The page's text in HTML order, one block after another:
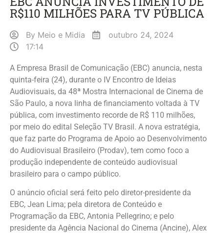
R$110 MILHÕES PARA TV PÚBLICA
By Meio e Midia
outubro 24, 2024
17:14
A Empresa Brasil de Comunicação (EBC) anuncia, nesta
quinta-feira (24), durante o IV Encontro de Ideias
Audiovisuais, da 48ª Mostra Internacional de Cinema de
São Paulo, a nova linha de financiamento voltada à TV
pública, com investimento recorde de R$ 110 milhões,
por meio do edital Seleção TV Brasil. A nova estratégia,
que faz parte do Programa de Apoio ao Desenvolvimento
do Audiovisual Brasileiro (Prodav), tem como foco a
produção independente de conteúdo audiovisual
brasileiro para o campo público.
O anúncio oficial será feito pelo diretor-presidente da
EBC, Jean Lima; pela diretora de Conteúdo e
Programação da EBC, Antonia Pellegrino; e pelo
presidente da Agência Nacional do Cinema (Ancine), Alex